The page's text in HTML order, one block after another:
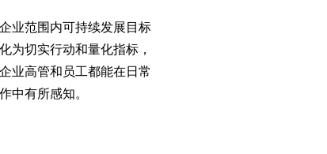
业范围内可持续发展目标
为切实行动和量化指标，
业高管和员工都能在日常
中有所感知。